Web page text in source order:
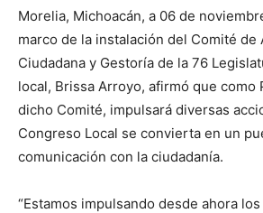
Morelia, Michoacán, a 06 de
marco de la instalación del Comité de
Ciudadana y Gestoría de la 76
local, Brissa Arroyo, afirmó que como
dicho Comité, impulsará diversas
Congreso Local se convierta en un
comunicación con la ciudadanía.
“Estamos impulsando desde ahora